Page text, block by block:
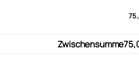
Zwischensumme